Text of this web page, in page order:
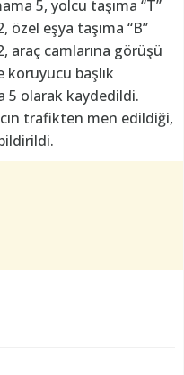
5, yolcu taşıma “T”
eşya taşıma “B”
araç camlarına görüşü
koruyucu başlık
olarak kaydedildi.
trafikten men edildiği,